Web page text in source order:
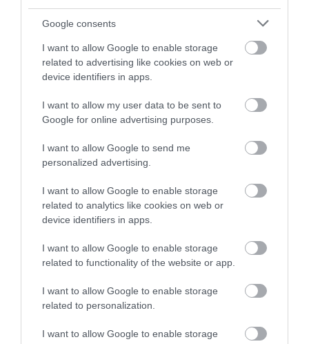
Google consents
I want to allow Google to enable storage
related to advertising like cookies on web or
device identifiers in apps.
I want to allow my user data to be sent to
Google for online advertising purposes.
I want to allow Google to send me
personalized advertising.
I want to allow Google to enable storage
related to analytics like cookies on web or
device identifiers in apps.
I want to allow Google to enable storage
related to functionality of the website or app.
I want to allow Google to enable storage
related to personalization.
I want to allow Google to enable storage
Ajánljuk figyelmedbe!4 természeti csoda, ami
mintha nem is a Földön lenne
Veszélyessége miatt vonzza a turistákat, ám a
hatóságok óva intenek mindenkit attól, hogy
érintkezzen a tó vizével. Lúgossága miatt jó eséllyel
vegyületei nagyban roncsolják a szervezetet. Vize
ráadásul az átlagosnál sűrűbb, ezért ha valaki
beleesik, nem lesz olyan könnyű dolga kimászni
belőle. Plusz, a baktériumok miatt esetenként
kémiai gázok is felszabadulhatnak, amelyek légúti
szélsőségesen forró és száraz környezet miatt pedig
a hőguta és a kiszáradás veszélye is fennáll.
Nyitókép: Fotó: Shutterstock